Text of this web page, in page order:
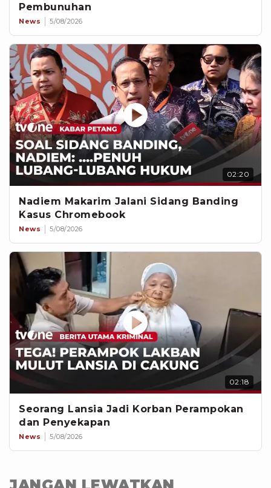
Pembunuhan
News 5/08/2026
02:20
Nadiem Makarim Jalani Sidang Banding
Kasus Chromebook
News 5/08/2026
02:18
Seorang Lansia Jadi Korban Perampokan
dan Penyekapan
News 5/08/2026